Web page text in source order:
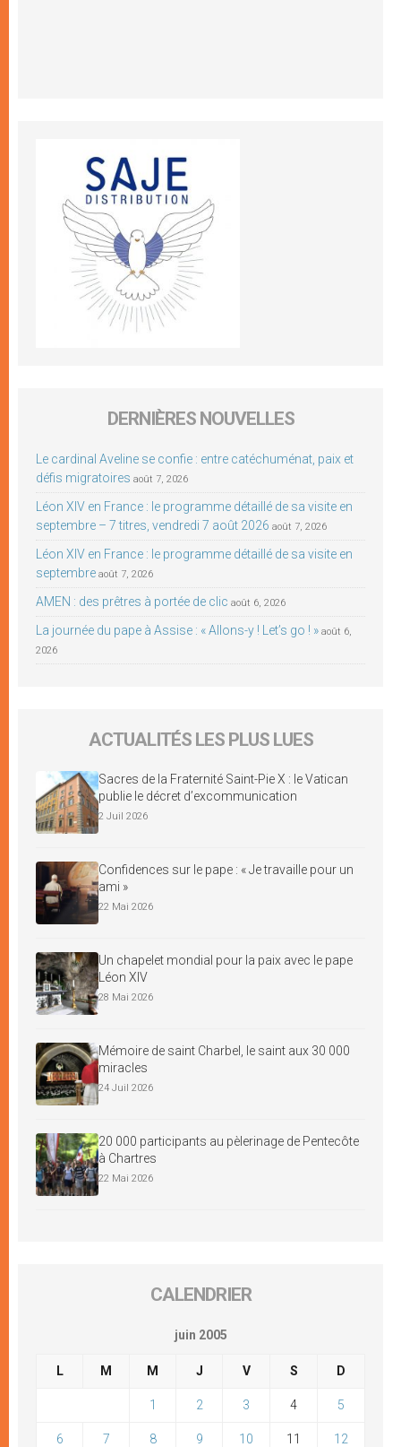
DERNIÈRES NOUVELLES
Le cardinal Aveline se confie : entre catéchuménat, paix et
défis migratoires août 7, 2026
Léon XIV en France : le programme détaillé de sa visite en
septembre – 7 titres, vendredi 7 août 2026 août 7, 2026
Léon XIV en France : le programme détaillé de sa visite en
septembre août 7, 2026
AMEN : des prêtres à portée de clic août 6, 2026
La journée du pape à Assise : « Allons-y ! Let’s go ! » août 6,
2026
ACTUALITÉS LES PLUS LUES
Sacres de la Fraternité Saint-Pie X : le Vatican
publie le décret d’excommunication
2 Juil 2026
Confidences sur le pape : « Je travaille pour un
ami »
22 Mai 2026
Un chapelet mondial pour la paix avec le pape
Léon XIV
28 Mai 2026
Mémoire de saint Charbel, le saint aux 30 000
miracles
24 Juil 2026
20 000 participants au pèlerinage de Pentecôte
à Chartres
22 Mai 2026
CALENDRIER
juin 2005
L M M J V S D
1 2 3 4 5
6 7 8 9 10 11 12